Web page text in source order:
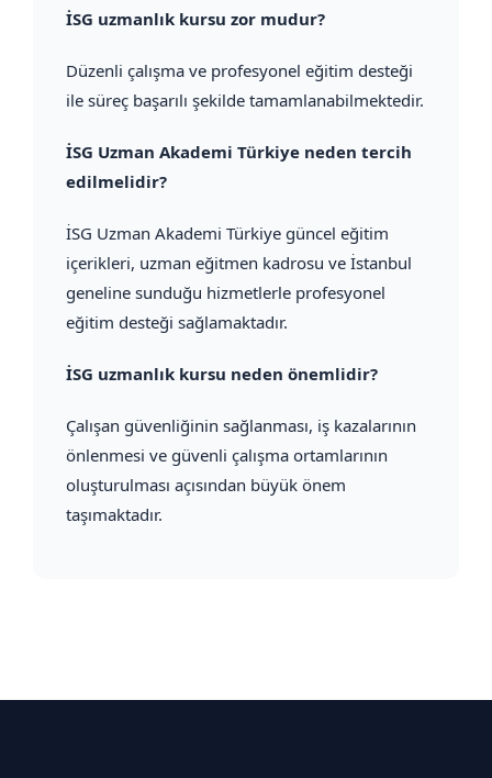
İSG uzmanlık kursu zor mudur?
Düzenli çalışma ve profesyonel eğitim desteği
ile süreç başarılı şekilde tamamlanabilmektedir.
İSG Uzman Akademi Türkiye neden tercih
edilmelidir?
İSG Uzman Akademi Türkiye güncel eğitim
içerikleri, uzman eğitmen kadrosu ve İstanbul
geneline sunduğu hizmetlerle profesyonel
eğitim desteği sağlamaktadır.
İSG uzmanlık kursu neden önemlidir?
Çalışan güvenliğinin sağlanması, iş kazalarının
önlenmesi ve güvenli çalışma ortamlarının
oluşturulması açısından büyük önem
taşımaktadır.